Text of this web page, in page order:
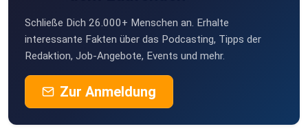
Schließe Dich 26.000+ Menschen an. Erhalte
interessante Fakten über das Podcasting, Tipps der
Redaktion, Job-Angebote, Events und mehr.
Zur Anmeldung